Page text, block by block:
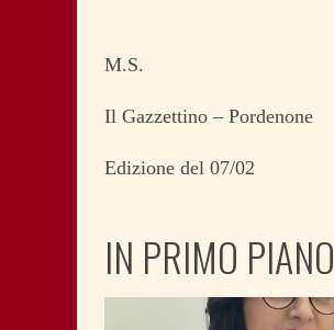
M.S.
Il Gazzettino – Pordenone
Edizione del 07/02
IN PRIMO PIANO